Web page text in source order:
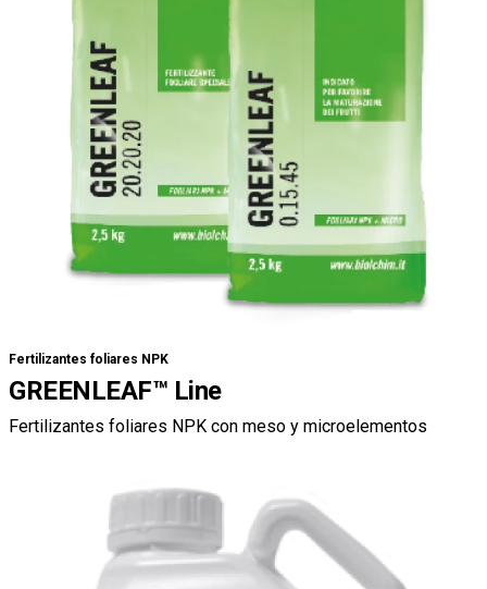
Fertilizantes foliares NPK
GREENLEAF™ Line
Fertilizantes foliares NPK con meso y microelementos